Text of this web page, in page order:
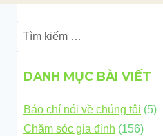
Tìm
kiếm
cho:
DANH MỤC BÀI VIẾT
Báo chí nói về chúng tôi (5)
Chăm sóc gia đình (156)